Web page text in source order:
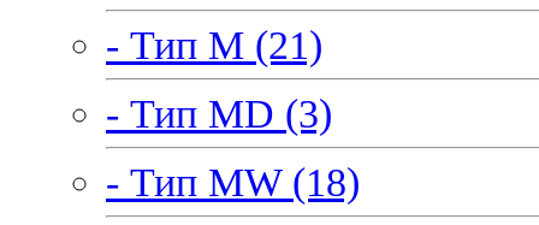
- Тип M (21)
- Тип MD (3)
- Тип MW (18)